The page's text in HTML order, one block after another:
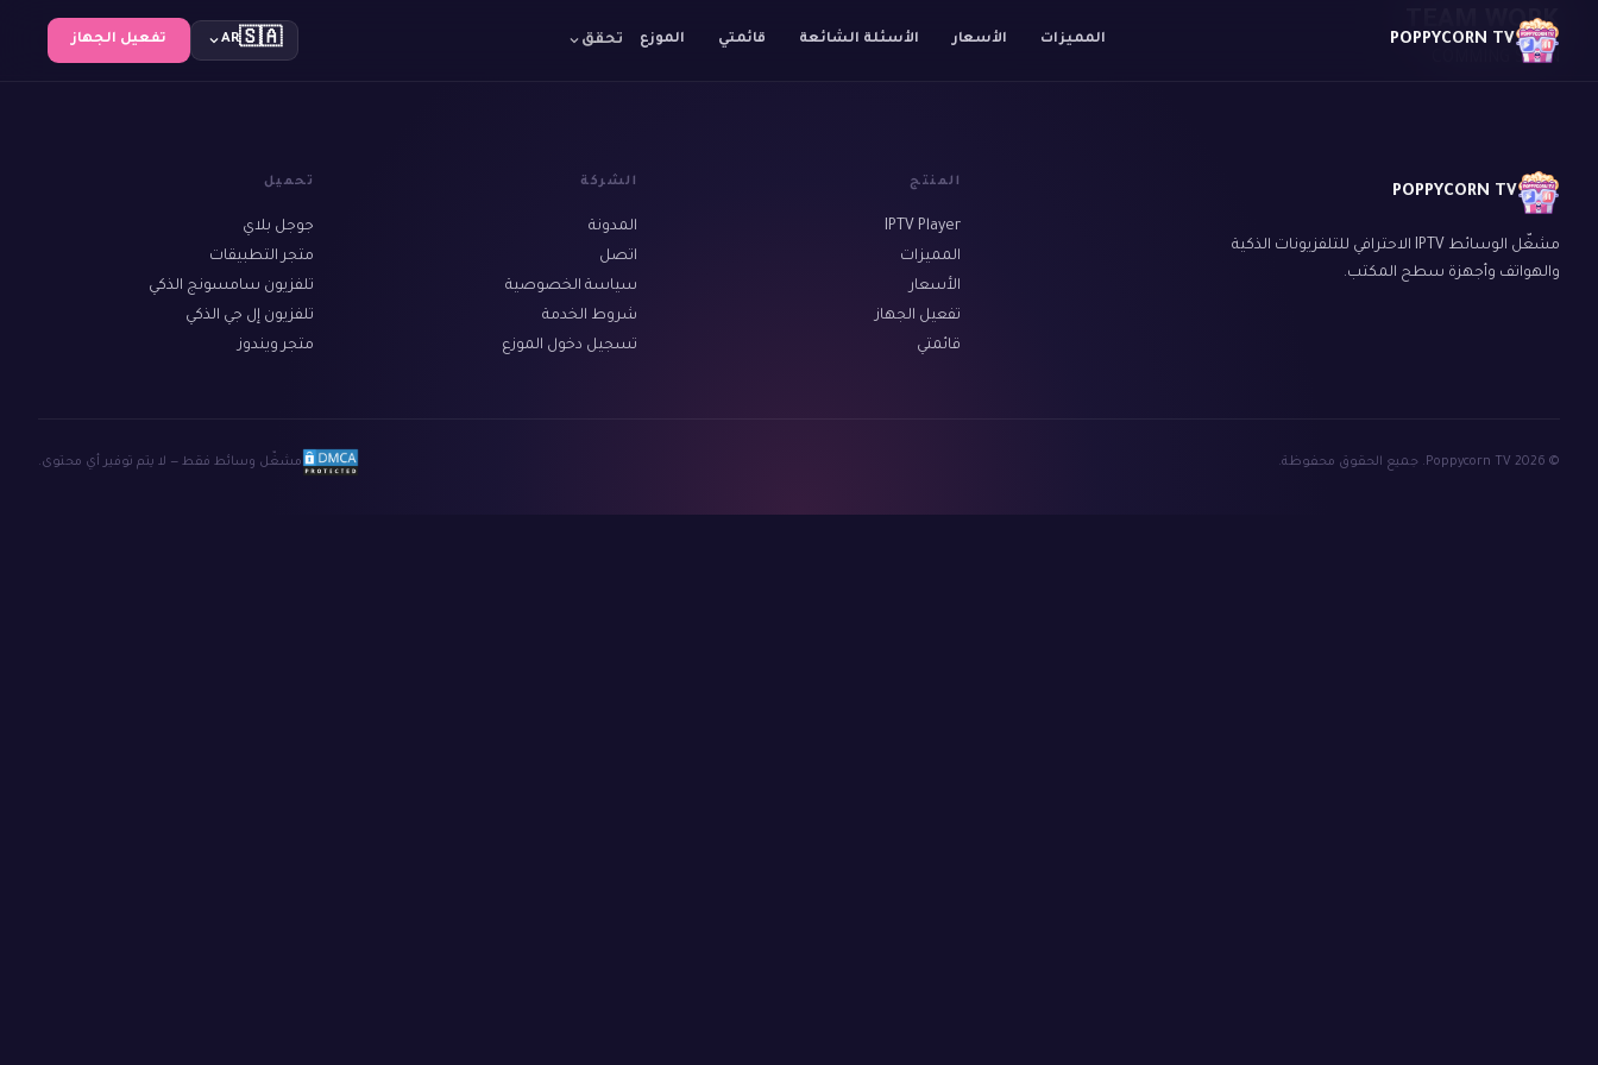
POPPYCORN TV المميزات الأسعار الأسئلة الشائعة قائمتي الموزع تحقق 🇸🇦
AR تفعيل الجهاز
TEAM WORK
COMMING SOON
POPPYCORN TV
مشغّل الوسائط IPTV الاحترافي للتلفزيونات الذكية
والهواتف وأجهزة سطح المكتب.
المنتج
IPTV Player
المميزات
الأسعار
تفعيل الجهاز
قائمتي
الشركة
المدونة
اتصل
سياسة الخصوصية
شروط الخدمة
تسجيل دخول الموزع
تحميل
جوجل بلاي
متجر التطبيقات
تلفزيون سامسونج الذكي
تلفزيون إل جي الذكي
متجر ويندوز
© 2026 Poppycorn TV. جميع الحقوق محفوظة. مشغّل وسائط فقط — لا يتم توفير أي محتوى.